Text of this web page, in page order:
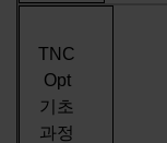
TNC
Opt
기초
과정